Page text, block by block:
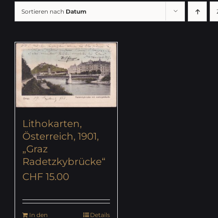
Sortieren nach Datum
Lithokarten,
Österreich, 1901,
„Graz
Radetzkybrücke“
CHF 15.00
In den
Details